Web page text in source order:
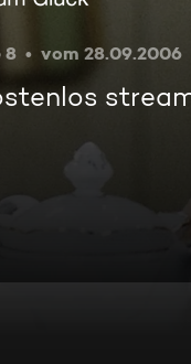
8 vom 28.09.2006